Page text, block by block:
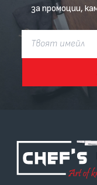
за промоции,